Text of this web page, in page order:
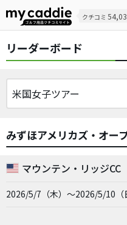
クチコミ
リーダーボード
みずほアメリカズ・オー
マウンテン・リッジCC
2026/5/7（木）～2026/5/10（